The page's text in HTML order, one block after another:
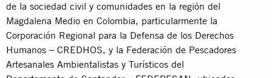
de la sociedad civil y comunidades en la región del
Magdalena Medio en Colombia, particularmente la
Corporación Regional para la Defensa de los Derechos
Humanos – CREDHOS, y la Federación de Pescadores
Artesanales Ambientalistas y Turísticos del